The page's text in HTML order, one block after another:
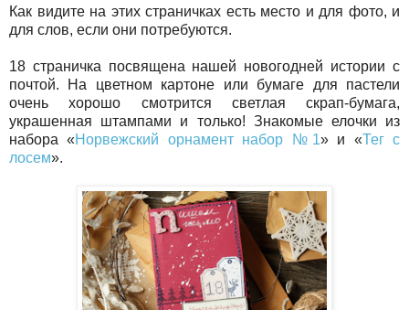
Как видите на этих страничках есть место и для фото, и
для слов, если они потребуются.
18 страничка посвящена нашей новогодней истории с
почтой. На цветном картоне или бумаге для пастели
очень хорошо смотрится светлая скрап-бумага,
украшенная штампами и только! Знакомые елочки из
набора «Норвежский орнамент набор №1» и «Тег с
лосем».